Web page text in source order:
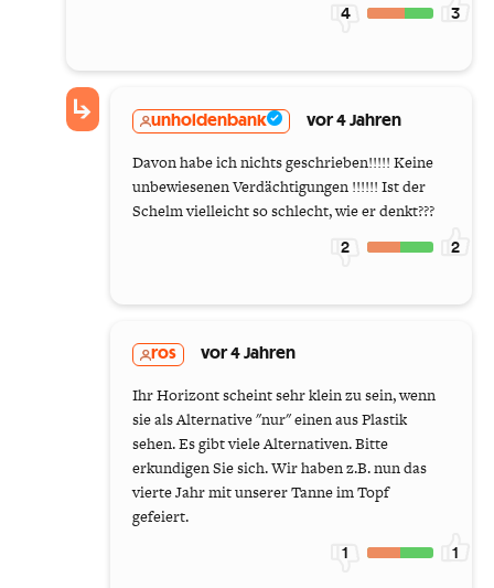
4 3
unholdenbank vor 4 Jahren
Davon habe ich nichts geschrieben!!!!! Keine
unbewiesenen Verdächtigungen !!!!!! Ist der
Schelm vielleicht so schlecht, wie er denkt???
2 2
ros vor 4 Jahren
Ihr Horizont scheint sehr klein zu sein, wenn
sie als Alternative "nur" einen aus Plastik
sehen. Es gibt viele Alternativen. Bitte
erkundigen Sie sich. Wir haben z.B. nun das
vierte Jahr mit unserer Tanne im Topf
gefeiert.
1 1